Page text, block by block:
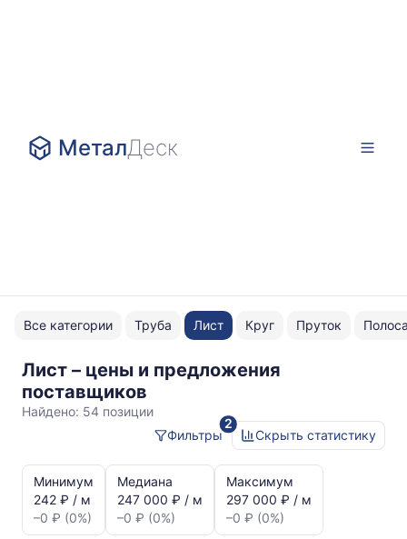
МеталДеск
Все категории Труба Лист Круг Пруток
Лист – цены и предложения
поставщиков
304
г/
Найдено: 54 позиции
2
Фильтры
Скрыть статистику
динамика
цен:
Лист
Минимум
242 ₽ / м
–0 ₽ (0%)
Медиана
247 000 ₽ / м
–0 ₽ (0%)
Максимум
297 000 ₽ / м
–0 ₽ (0%)